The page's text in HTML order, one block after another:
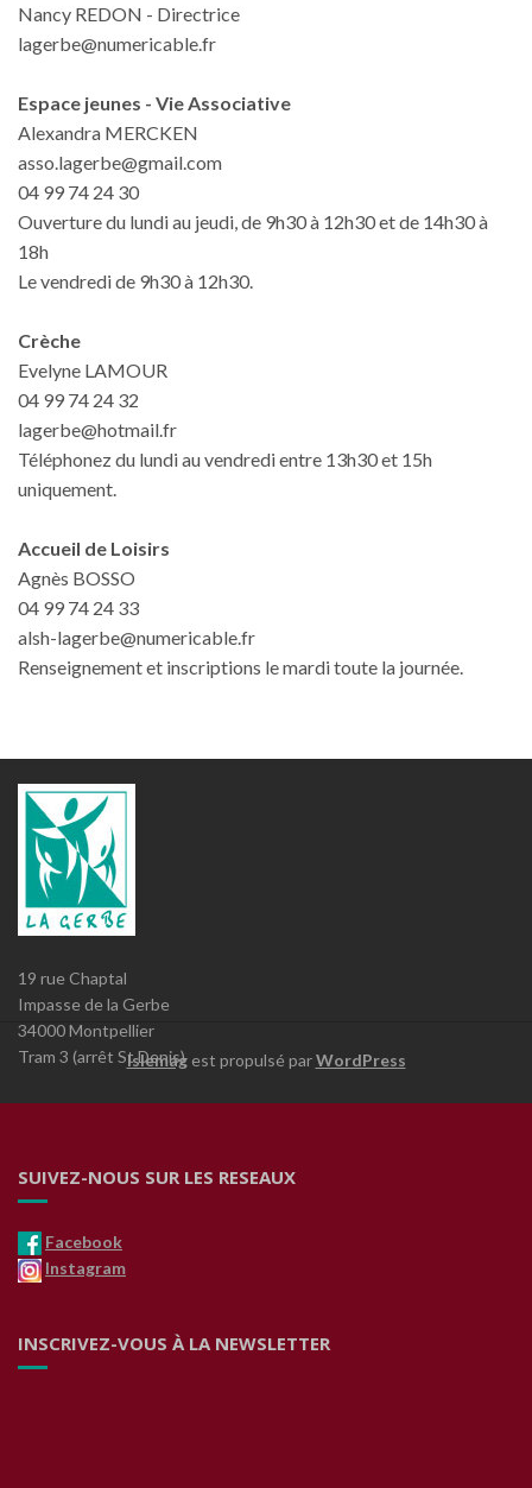
Nancy REDON - Directrice
lagerbe@numericable.fr
Espace jeunes - Vie Associative
Alexandra MERCKEN
asso.lagerbe@gmail.com
04 99 74 24 30
Ouverture du lundi au jeudi, de 9h30 à 12h30 et de 14h30 à
18h
Le vendredi de 9h30 à 12h30.
Crèche
Evelyne LAMOUR
04 99 74 24 32
lagerbe@hotmail.fr
Téléphonez du lundi au vendredi entre 13h30 et 15h
uniquement.
Accueil de Loisirs
Agnès BOSSO
04 99 74 24 33
alsh-lagerbe@numericable.fr
Renseignement et inscriptions le mardi toute la journée.
19 rue Chaptal
Impasse de la Gerbe
34000 Montpellier
Tram 3 (arrêt St Denis)
SUIVEZ-NOUS SUR LES RESEAUX
Facebook
Instagram
INSCRIVEZ-VOUS À LA NEWSLETTER
Islemagest propulsé parWordPress